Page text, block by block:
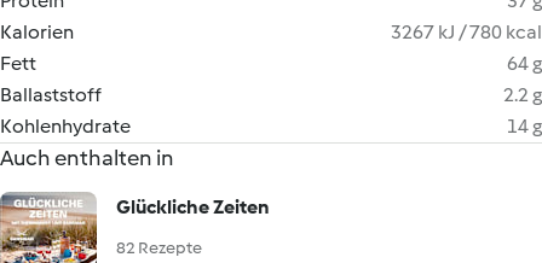
Kalorien
3267 kJ / 780 kcal
Fett
64 g
Ballaststoff
2.2 g
Kohlenhydrate
14 g
Auch enthalten in
Glückliche Zeiten
82 Rezepte